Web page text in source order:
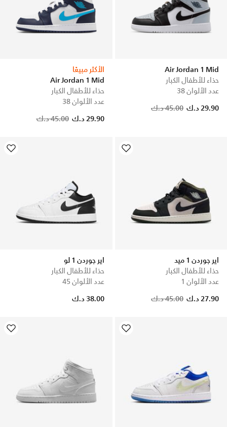
Air Jordan 1 Mid
حذاء للأطفال الكبار
عدد الألوان 38
45.00 د.ك
29.90 د.ك
الأكثر مبيعًا
Air Jordan 1 Mid
حذاء للأطفال الكبار
عدد الألوان 38
45.00 د.ك 29.90 د.ك
اير جوردن 1 ميد
حذاء للأطفال الكبار
عدد الألوان 1
45.00 د.ك
27.90 د.ك
اير جوردن 1 لو
حذاء للأطفال الكبار
عدد الألوان 45
38.00 د.ك